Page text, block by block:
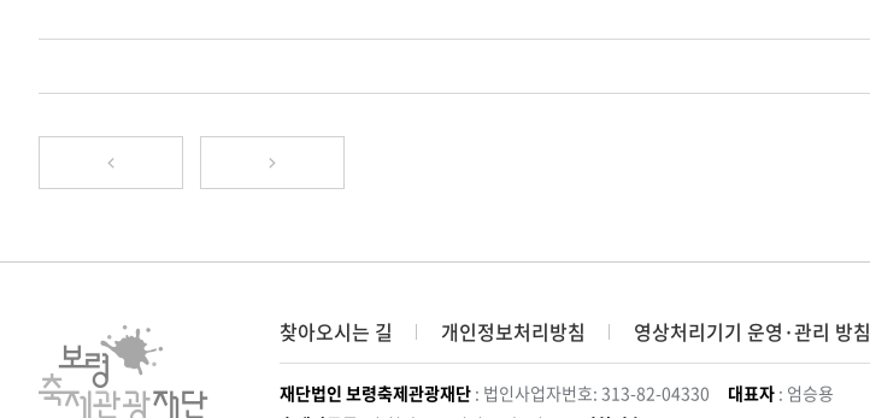
찾아오시는 길 개인정보처리방침 영상처리기기 운영·관리 방침
재단법인 보령축제관광재단 : 법인사업자번호: 313-82-04330 대표자 : 엄승용